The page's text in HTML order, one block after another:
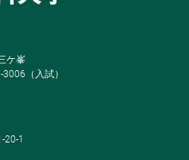
ケ峯
（入試）
20-1